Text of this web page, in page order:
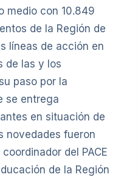
medio con 10.849
de la Región de
líneas de acción en
de las y los
paso por la
se entrega
en situación de
novedades fueron
del PACE
de la Región